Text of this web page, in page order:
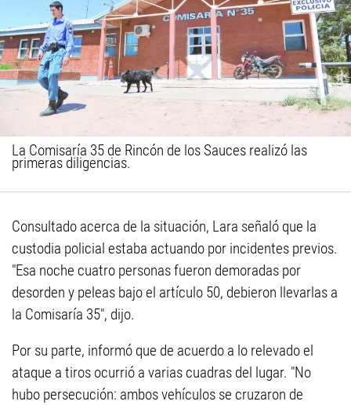
La Comisaría 35 de Rincón de los Sauces realizó las
primeras diligencias.
Consultado acerca de la situación, Lara señaló que la
custodia policial estaba actuando por incidentes previos.
"Esa noche cuatro personas fueron demoradas por
desorden y peleas bajo el artículo 50, debieron llevarlas a
la Comisaría 35", dijo.
Por su parte, informó que de acuerdo a lo relevado el
ataque a tiros ocurrió a varias cuadras del lugar. "No
hubo persecución: ambos vehículos se cruzaron de